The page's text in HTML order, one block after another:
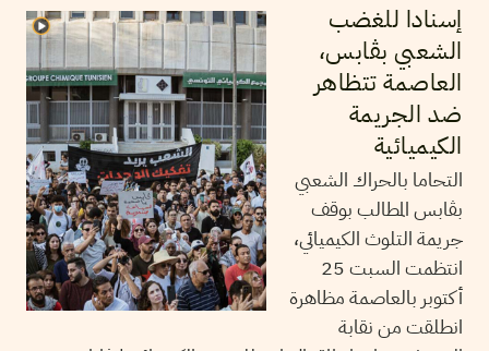
إسنادا للغضب
الشعبي بڨابس،
العاصمة تتظاهر
ضد الجريمة
الكيميائية
التحاما بالحراك الشعبي
بڨابس المطالب بوقف
جريمة التلوث الكيميائي،
انتظمت السبت 25
أكتوبر بالعاصمة مظاهرة
انطلقت من نقابة